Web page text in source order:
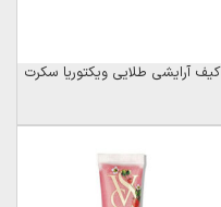
کیف آرایشی طلایی ویکتوریا سکرت